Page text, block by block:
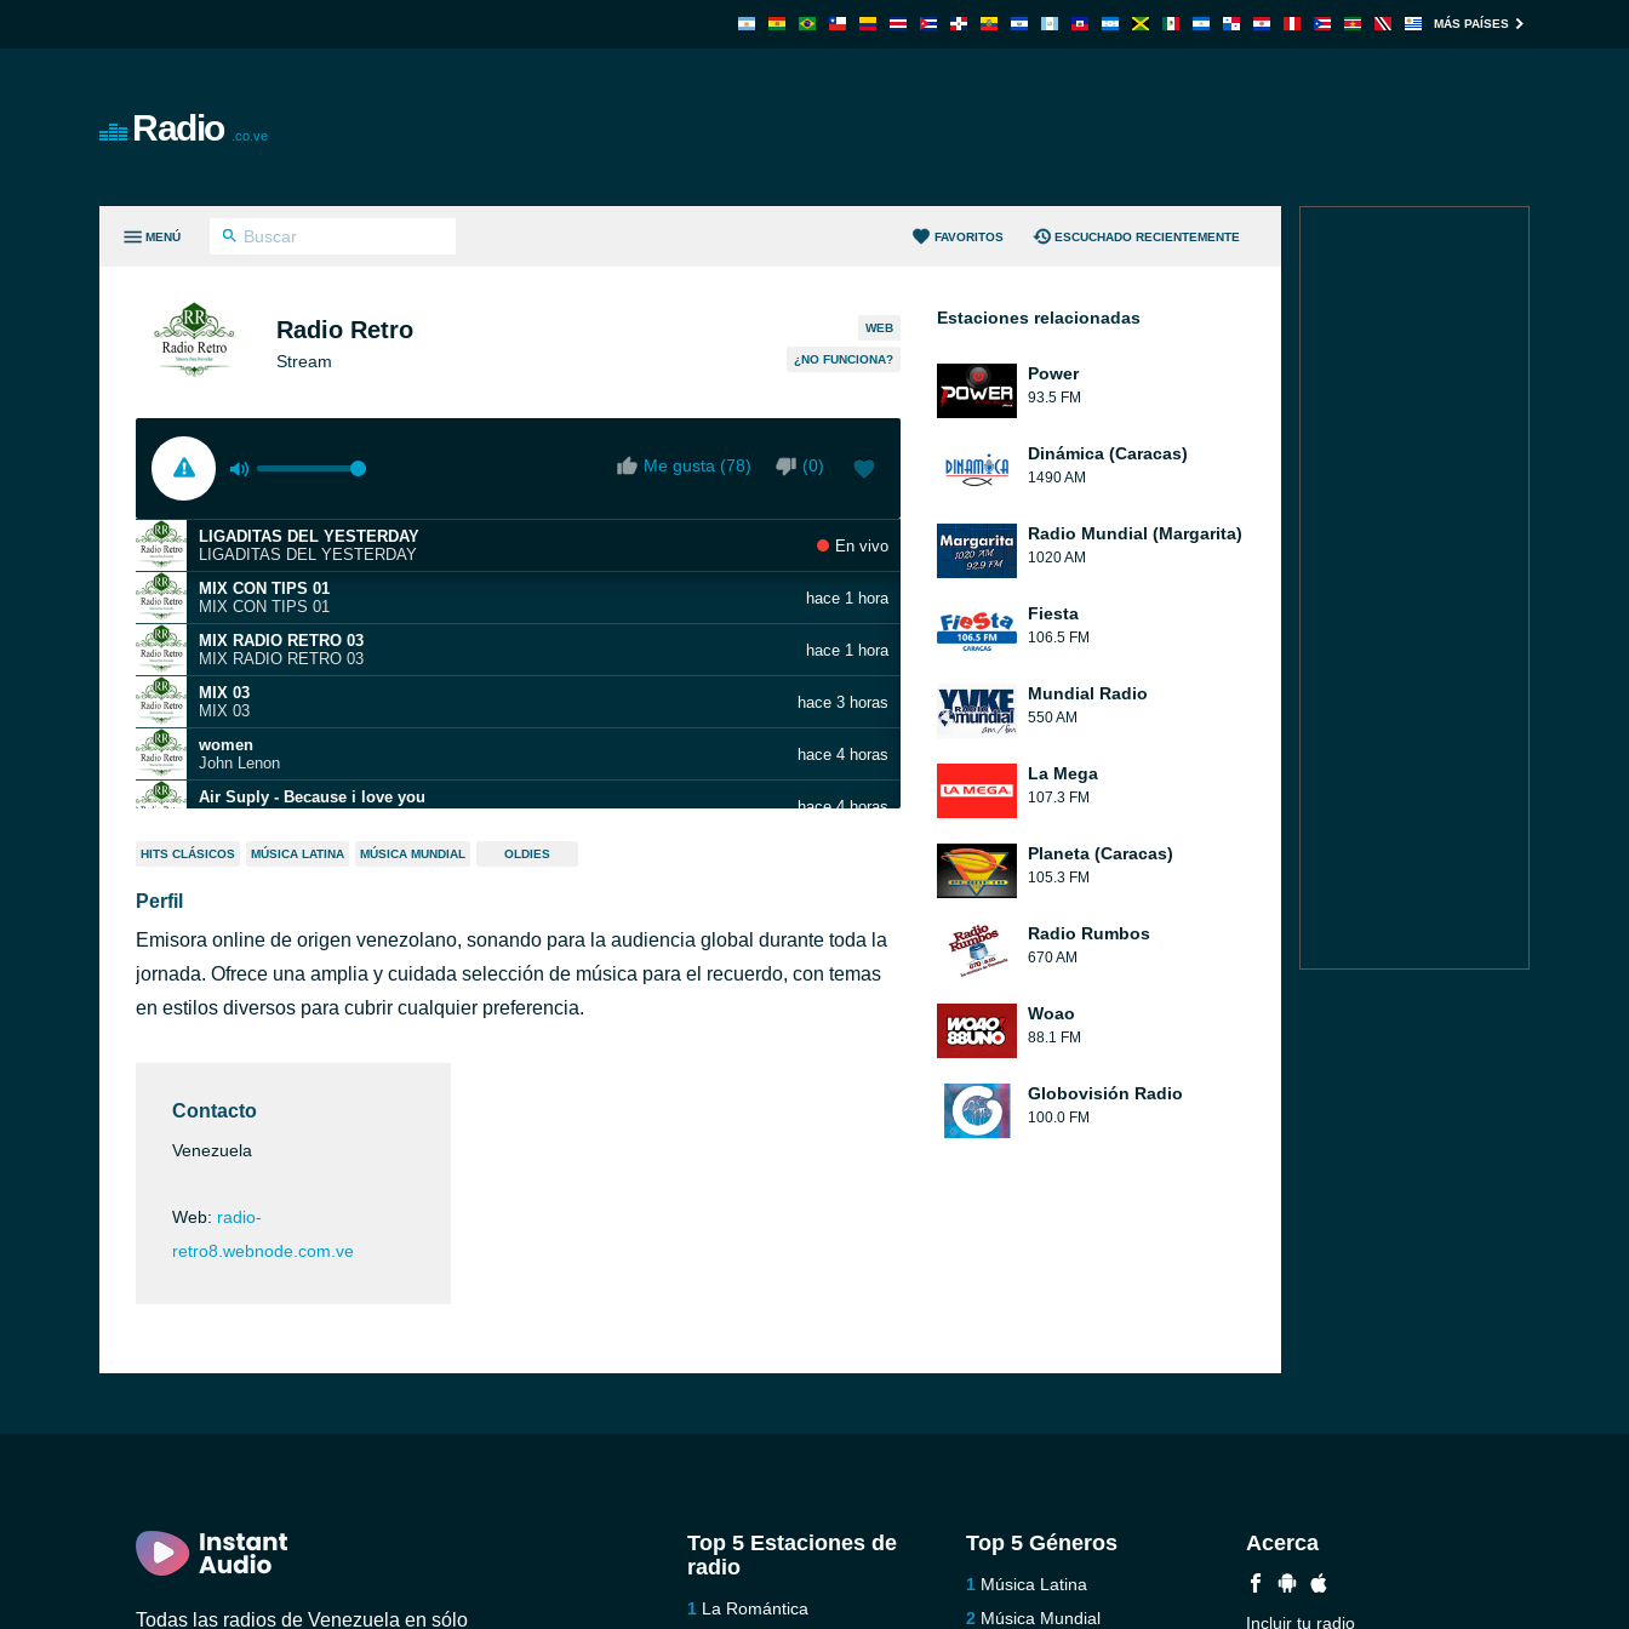
MÁS PAÍSES
Radio .co.ve
MENÚ FAVORITOS ESCUCHADO RECIENTEMENTE
Radio Retro
Stream
WEB
¿NO FUNCIONA?
Me gusta (78) (0)
LIGADITAS DEL YESTERDAY
LIGADITAS DEL YESTERDAY
En vivo
MIX CON TIPS 01
MIX CON TIPS 01
hace 1 hora
MIX RADIO RETRO 03
MIX RADIO RETRO 03
hace 1 hora
MIX 03
MIX 03
hace 3 horas
women
John Lenon
hace 4 horas
Air Suply - Because i love you
hace 4 horas
Never Gonna Let You Go
Saving All My Love For You
Whitney Houston
Papa
Dirty Noiz & Alex Holmes
HITS CLÁSICOS MÚSICA LATINA MÚSICA MUNDIAL OLDIES
Perfil
Emisora online de origen venezolano, sonando para la audiencia global durante toda la
jornada. Ofrece una amplia y cuidada selección de música para el recuerdo, con temas
en estilos diversos para cubrir cualquier preferencia.
Contacto
Venezuela
Web: radio-
retro8.webnode.com.ve
Estaciones relacionadas
Power
93.5 FM
Dinámica (Caracas)
1490 AM
Radio Mundial (Margarita)
1020 AM
Fiesta
106.5 FM
Mundial Radio
550 AM
La Mega
107.3 FM
Planeta (Caracas)
105.3 FM
Radio Rumbos
670 AM
Woao
88.1 FM
Globovisión Radio
100.0 FM
Todas las radios de Venezuela en sólo
Top 5 Estaciones de
radio
La Romántica
Top 5 Géneros
Música Latina
Música Mundial
Acerca
Incluir tu radio